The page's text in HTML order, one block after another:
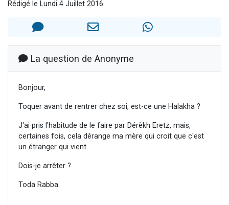
2 personnes viennent de faire un don pour 1 Journée de Vacances Pour les Enfants
Il reste 49 places pour étudier en groupe sur Zoom
2 personnes viennent de nous rejoindre sur WhatsApp
Rédigé le Lundi 4 Juillet 2016
La question de Anonyme
Bonjour,
Toquer avant de rentrer chez soi, est-ce une Halakha ?
J'ai pris l'habitude de le faire par Dérèkh Eretz, mais,
certaines fois, cela dérange ma mère qui croit que c'est
un étranger qui vient.
Dois-je arrêter ?
Toda Rabba.